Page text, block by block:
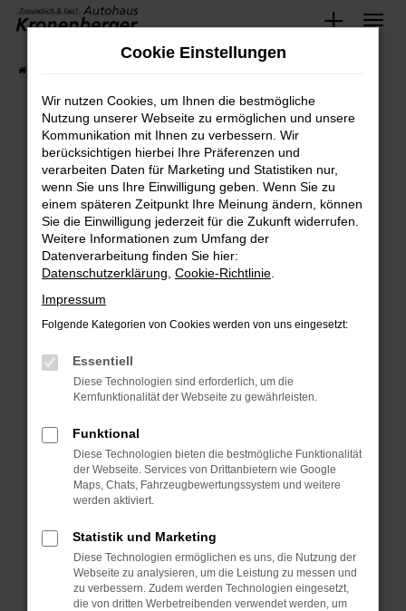
Zum
Fahrzeug-Showroom
Jetzt Fahrzeug finden
Fehler: Network Error
Beim Laden ist ein Fehler aufgetreten.
Hier sind ein paar Tipps, die dir helfen können:
Überprüfe deine Firewall und deine
Internetverbindung.
deine Suchmaschine?
Prüfe deine Browsererweiterungen.
können das Laden bestimmter Seiten
verhindern. Funktioniert die Seite in einem
anderen Browser oder in einem privaten
Fenster?
Starte dein Gerät neu.
Das kann manchmal helfen,
vorübergehende Probleme zu beheben.
Cookie Einstellungen
Wir nutzen Cookies, um Ihnen die bestmögliche
Nutzung unserer Webseite zu ermöglichen und unsere
Kommunikation mit Ihnen zu verbessern. Wir
berücksichtigen hierbei Ihre Präferenzen und
verarbeiten Daten für Marketing und Statistiken nur,
wenn Sie uns Ihre Einwilligung geben. Wenn Sie zu
einem späteren Zeitpunkt Ihre Meinung ändern, können
Sie die Einwilligung jederzeit für die Zukunft widerrufen.
Weitere Informationen zum Umfang der
Datenverarbeitung finden Sie hier:
Datenschutzerklärung Cookie-Richtlinie
Impressum
Folgende Kategorien von Cookies werden von uns eingesetzt:
Essentiell
Diese Technologien sind erforderlich, um die
Kernfunktionalität der Webseite zu gewährleisten.
Funktional
Diese Technologien bieten die bestmögliche Funktionalität
der Webseite. Services von Drittanbietern wie Google
Maps, Chats, Fahrzeugbewertungssystem und weitere
werden aktiviert.
Statistik und Marketing
Diese Technologien ermöglichen es uns, die Nutzung der
Webseite zu analysieren, um die Leistung zu messen und
zu verbessern. Zudem werden Technologien eingesetzt,
die von dritten Werbetreibenden verwendet werden, um